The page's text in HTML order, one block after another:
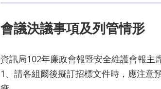
會議決議事項及列管情形
資訊局102年廉政會報暨安全維護會報主
1、請各組爾後擬訂招標文件時，應注意